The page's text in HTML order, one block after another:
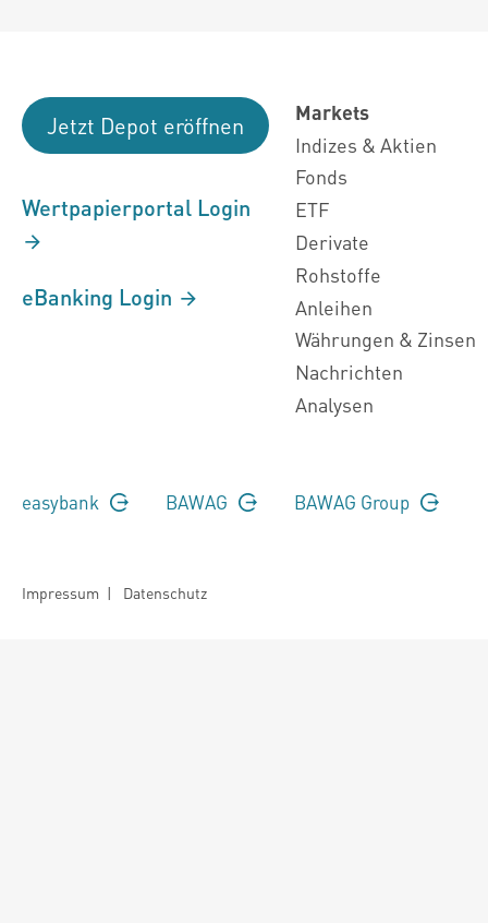
Jetzt Depot eröffnen
Wertpapierportal Login
eBanking Login
Markets
Indizes & Aktien
Fonds
ETF
Derivate
Rohstoffe
Anleihen
Währungen & Zinsen
Nachrichten
Analysen
easybank BAWAG BAWAG Group
Impressum | Datenschutz